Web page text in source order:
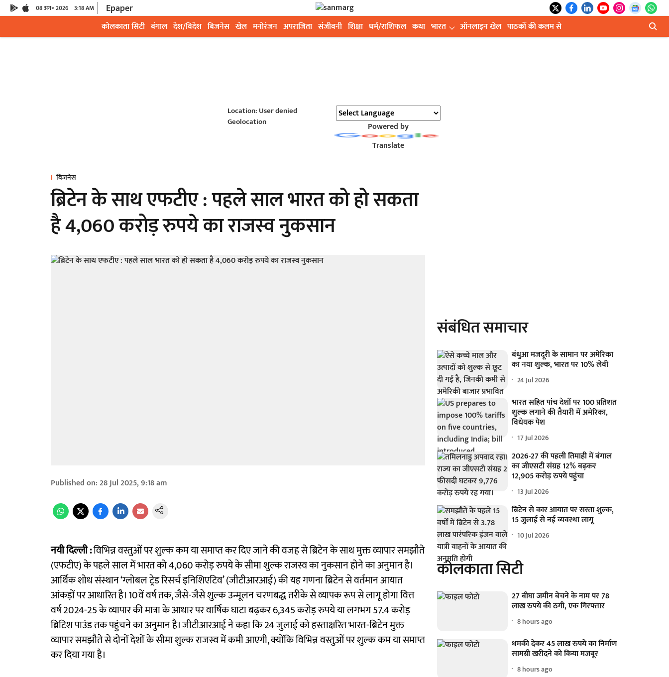
08 अग॰ 2026 3:18 AM Epaper
कोलकाता सिटी बंगाल देश/विदेश बिजनेस खेल मनोरंजन अपराजिता संजीवनी शिक्षा धर्म/राशिफल कथा भारत ऑनलाइन खेल पाठकों की कलम से
Location: User denied
Geolocation
Powered by
Translate
बिजनेस
ब्रिटेन के साथ एफटीए : पहले साल भारत को हो सकता
है 4,060 करोड़ रुपये का राजस्व नुकसान
Published on:28 Jul 2025, 9:18 am
नयी दिल्ली :विभिन्न वस्तुओं पर शुल्क कम या समाप्त कर दिए जाने की वजह से ब्रिटेन के साथ मुक्त व्यापार समझौते
(एफटीए) के पहले साल में भारत को 4,060 करोड़ रुपये के सीमा शुल्क राजस्व का नुकसान होने का अनुमान है।
आर्थिक शोध संस्थान ‘ग्लोबल ट्रेड रिसर्च इनिशिएटिव’ (जीटीआरआई) की यह गणना ब्रिटेन से वर्तमान आयात
आंकड़ों पर आधारित है। 10वें वर्ष तक, जैसे-जैसे शुल्क उन्मूलन चरणबद्ध तरीके से व्यापक रूप से लागू होगा वित्त
वर्ष 2024-25 के व्यापार की मात्रा के आधार पर वार्षिक घाटा बढ़कर 6,345 करोड़ रुपये या लगभग 57.4 करोड़
ब्रिटिश पाउंड तक पहुंचने का अनुमान है। जीटीआरआई ने कहा कि 24 जुलाई को हस्ताक्षरित भारत-ब्रिटेन मुक्त
व्यापार समझौते से दोनों देशों के सीमा शुल्क राजस्व में कमी आएगी, क्योंकि विभिन्न वस्तुओं पर शुल्क कम या समाप्त
कर दिया गया है।
संबंधित समाचार
बंधुआ मजदूरी के सामान पर अमेरिका
का नया शुल्क, भारत पर 10% लेवी
24 Jul 2026
भारत सहित पांच देशों पर 100 प्रतिशत
शुल्क लगाने की तैयारी में अमेरिका,
विधेयक पेश
17 Jul 2026
2026-27 की पहली तिमाही में बंगाल
का जीएसटी संग्रह 12% बढ़कर
12,905 करोड़ रुपये पहुंचा
13 Jul 2026
ब्रिटेन से कार आयात पर सस्ता शुल्क,
15 जुलाई से नई व्यवस्था लागू
10 Jul 2026
कोलकाता सिटी
27 बीघा जमीन बेचने के नाम पर 78
लाख रुपये की ठगी, एक गिरफ्तार
8 hours ago
धमकी देकर 45 लाख रुपये का निर्माण
सामग्री खरीदने को किया मजबूर
8 hours ago